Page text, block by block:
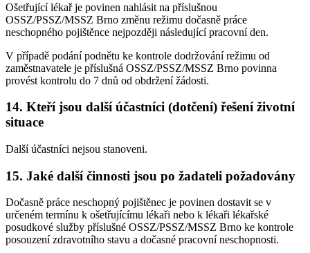
Ošetřující lékař je povinen nahlásit na příslušnou
OSSZ/PSSZ/MSSZ Brno změnu režimu dočasně práce
neschopného pojištěnce nejpozději následující pracovní den.
V případě podání podnětu ke kontrole dodržování režimu od
zaměstnavatele je příslušná OSSZ/PSSZ/MSSZ Brno povinna
provést kontrolu do 7 dnů od obdržení žádosti.
14. Kteří jsou další účastníci (dotčení) řešení životní
situace
Další účastníci nejsou stanoveni.
15. Jaké další činnosti jsou po žadateli požadovány
Dočasně práce neschopný pojištěnec je povinen dostavit se v
určeném termínu k ošetřujícímu lékaři nebo k lékaři lékařské
posudkové služby příslušné OSSZ/PSSZ/MSSZ Brno ke kontrole
posouzení zdravotního stavu a dočasné pracovní neschopnosti.